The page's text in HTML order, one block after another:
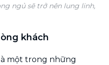
ngủ sẽ trở nên lung linh,
khách
một trong những